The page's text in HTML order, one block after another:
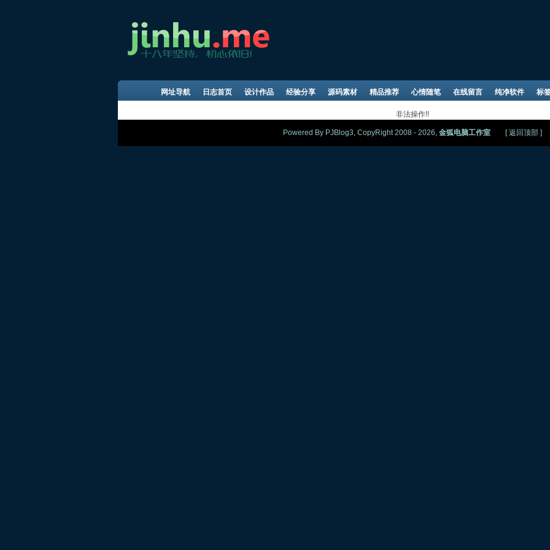
网址导航 日志首页 设计作品 经验分享 源码素材 精品推荐 心情随笔 在线留言 纯净软件 标
非法操作!!
Powered By PJBlog3, CopyRight 2008 - 2026, 金狐电脑工作室 [返回顶部 ]